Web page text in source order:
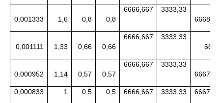
0,001333 1,6 0,8 0,8
6666,667
3333,33
6668,26
0,001111 1,33 0,66 0,66
6666,667
3333,33
6668
0,000952 1,14 0,57 0,57
6666,667
3333,33
6667,81
0,000833 1 0,5 0,5 6666,667 3333,33 6667,66